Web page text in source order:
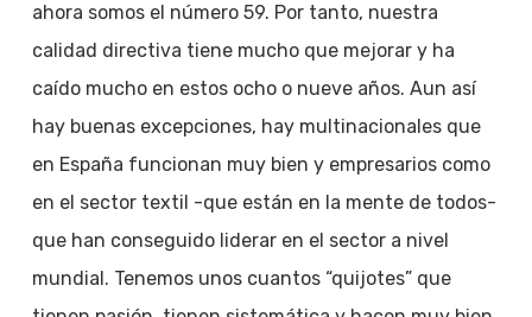
ahora somos el número 59. Por tanto, nuestra
calidad directiva tiene mucho que mejorar y ha
caído mucho en estos ocho o nueve años. Aun así
hay buenas excepciones, hay multinacionales que
en España funcionan muy bien y empresarios como
en el sector textil -que están en la mente de todos-
que han conseguido liderar en el sector a nivel
mundial. Tenemos unos cuantos “quijotes” que